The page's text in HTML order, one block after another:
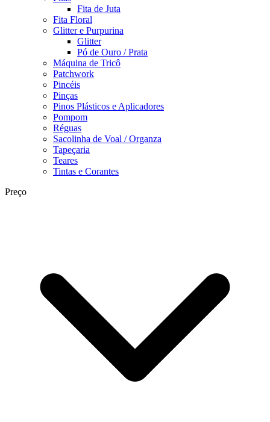
Fita de Juta
Fita Floral
Glitter e Purpurina
Glitter
Pó de Ouro / Prata
Máquina de Tricô
Patchwork
Pincéis
Pinças
Pinos Plásticos e Aplicadores
Pompom
Réguas
Sacolinha de Voal / Organza
Tapeçaria
Teares
Tintas e Corantes
Preço